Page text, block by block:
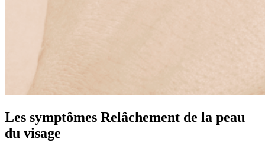
Les symptômes Relâchement de la peau
du visage